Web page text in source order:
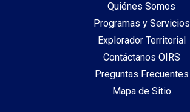
Quiénes Somos
Programas y Servicios
Explorador Territorial
Contáctanos OIRS
Preguntas Frecuentes
Mapa de Sitio